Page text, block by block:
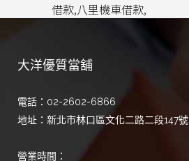
借款,八里機車借款,
大洋優質當舖
電話：02-2602-6866
地址：新北市林口區文化二路二段147號
營業時間：